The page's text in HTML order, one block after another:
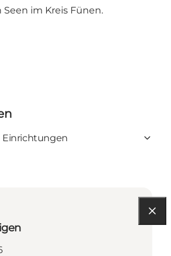
im Kreis Fünen.
Einrichtungen